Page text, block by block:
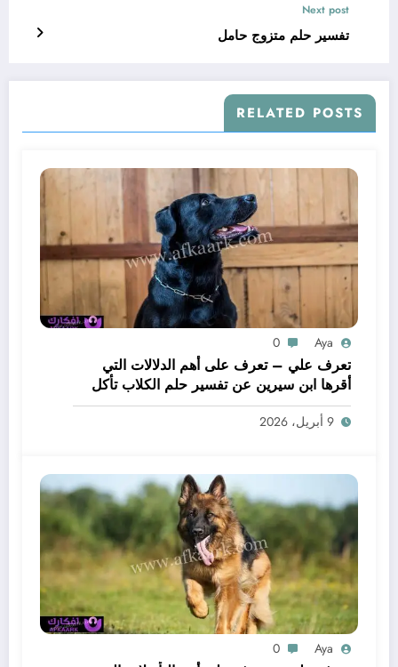
Next post
تفسير حلم متزوج حامل
RELATED POSTS
Aya
0
تعرف علي – تعرف على أهم الدلالات التي
أقرها ابن سيرين عن تفسير حلم الكلاب تأكل
لحم – بالتفصيل
9 أبريل، 2026
Aya
0